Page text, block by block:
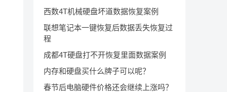
西数4T机械硬盘坏道数据恢复案例
联想笔记本一键恢复后数据丢失恢复过
程
成都4T硬盘打不开恢复里面数据案例
内存和硬盘买什么牌子可以呢？
春节后电脑硬件价格还会继续上涨吗？